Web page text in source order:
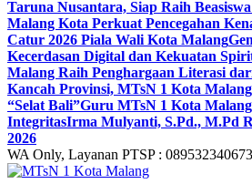
Taruna Nusantara, Siap Raih
Malang Kota Perkuat Pencegahan
Catur 2026 Piala Wali Kota Malang
Kecerdasan Digital dan Kekuatan
Malang Raih Penghargaan Literasi
Kancah Provinsi, MTsN 1 Kota
“Selat Bali”Guru MTsN 1 Kota
IntegritasIrma Mulyanti, S.Pd., M.Pd
2026
WA Only, Layanan PTSP :